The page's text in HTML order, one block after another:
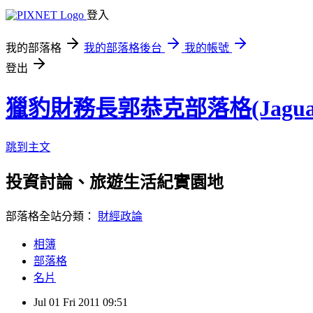
登入
我的部落格 我的部落格後台
我的帳號
登出
獵豹財務長郭恭克部落格
跳到主文
投資討論、旅遊生活紀實園地
部落格全站分類： 財經政論
相簿
部落格
名片
Jul 01 Fri 2011 09:51